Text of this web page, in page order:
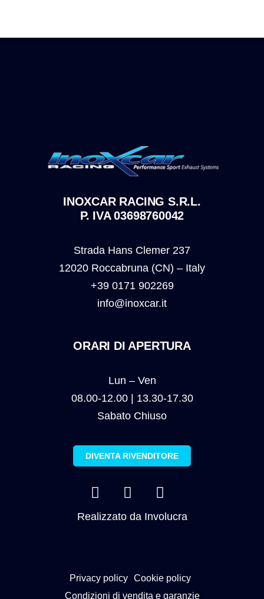
INOXCAR RACING S.R.L.
P. IVA 03698760042
Strada Hans Clemer 237
12020 Roccabruna (CN) – Italy
+39 0171 902269
info@inoxcar.it
ORARI DI APERTURA
Lun – Ven
08.00-12.00 | 13.30-17.30
Sabato Chiuso
DIVENTA RIVENDITORE
Realizzato da Involucra
Privacy policy Cookie policy
Condizioni di vendita e garanzie